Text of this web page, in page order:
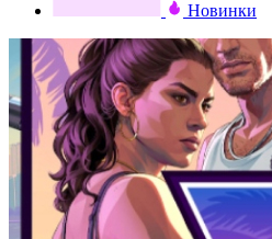
Новинки